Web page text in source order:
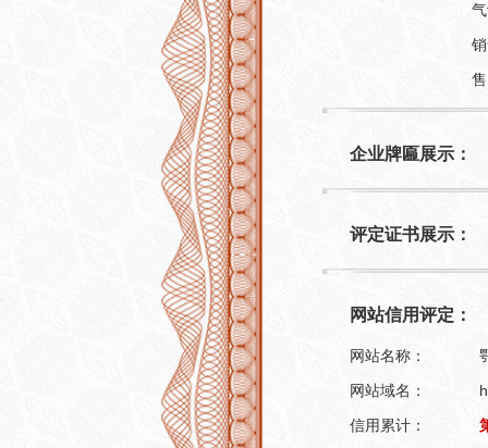
企业牌匾展示：
评定证书展示：
网站信用评定：
网站名称：
网站域名：
信用累计：